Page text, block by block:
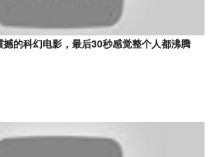
撼的科幻电影，最后30秒感觉整个人都沸腾